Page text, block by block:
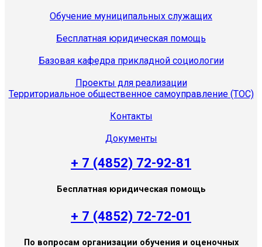
Обучение муниципальных служащих
Бесплатная юридическая помощь
Базовая кафедра прикладной социологии
Проекты для реализации
Территориальное общественное самоуправление (ТОС)
Контакты
Документы
+ 7 (4852) 72-92-81
Бесплатная юридическая помощь
+ 7 (4852) 72-72-01
По вопросам организации обучения и оценочных